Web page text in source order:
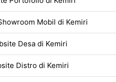
Mobil di Kemiri
Desa di Kemiri
Distro di Kemiri